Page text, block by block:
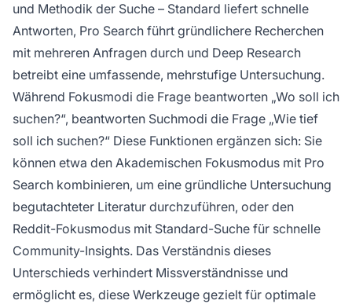
und Methodik der Suche – Standard liefert schnelle
Antworten, Pro Search führt gründlichere Recherchen
mit mehreren Anfragen durch und Deep Research
betreibt eine umfassende, mehrstufige Untersuchung.
Während Fokusmodi die Frage beantworten „Wo soll ich
suchen?“, beantworten Suchmodi die Frage „Wie tief
soll ich suchen?“ Diese Funktionen ergänzen sich: Sie
können etwa den Akademischen Fokusmodus mit Pro
Search kombinieren, um eine gründliche Untersuchung
begutachteter Literatur durchzuführen, oder den
Reddit-Fokusmodus mit Standard-Suche für schnelle
Community-Insights. Das Verständnis dieses
Unterschieds verhindert Missverständnisse und
ermöglicht es, diese Werkzeuge gezielt für optimale